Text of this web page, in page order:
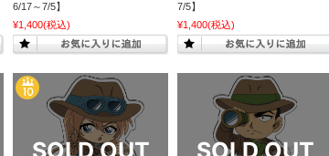
6/17～7/5】
¥1,400(税込)
7/5】
¥1,400(税込)